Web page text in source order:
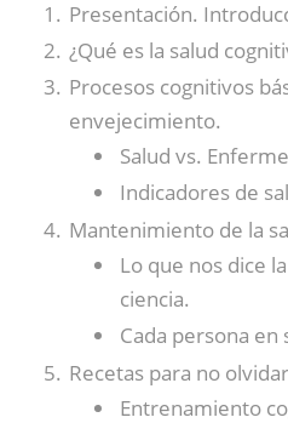
Presentación.
¿Qué es la salud
Procesos cognitivos
envejecimiento.
Salud vs.
Indicadores de
Mantenimiento de la
Lo que nos dice
ciencia.
Cada persona en
Recetas para no olvidar
Entrenamiento